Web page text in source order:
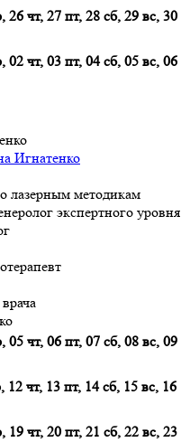
26 чт, 27 пт, 28 сб, 29 вс, 30
02 чт, 03 пт, 04 сб, 05 вс, 06
Игнатенко
лазерным методикам
экспертного уровня
05 чт, 06 пт, 07 сб, 08 вс, 09
12 чт, 13 пт, 14 сб, 15 вс, 16
19 чт, 20 пт, 21 сб, 22 вс, 23